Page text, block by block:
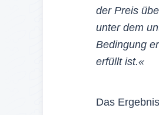
der Preis
unter dem
Bedingung
erfüllt ist.«
Das